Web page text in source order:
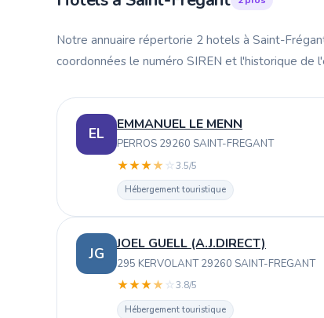
Notre annuaire répertorie 2 hotels à Saint-
coordonnées le numéro SIREN et l'historique de
EL
EMMANUEL LE MENN
PERROS 29260 SAINT-FREGANT
★★★★ ☆3.5/5
Hébergement touristique
JG
JOEL GUELL (A.J.DIRECT)
295 KERVOLANT 29260 SAINT-FREGANT
★★★★ ☆3.8/5
Hébergement touristique